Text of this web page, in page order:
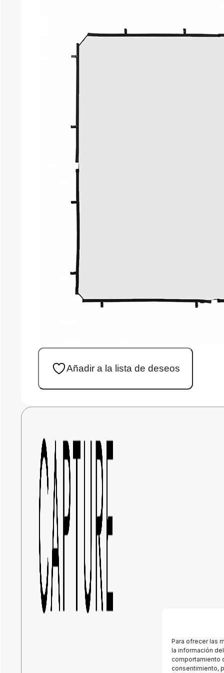
Para ofrecer las
la información
comportamiento
consentimiento,
Añadir a la lista de deseos